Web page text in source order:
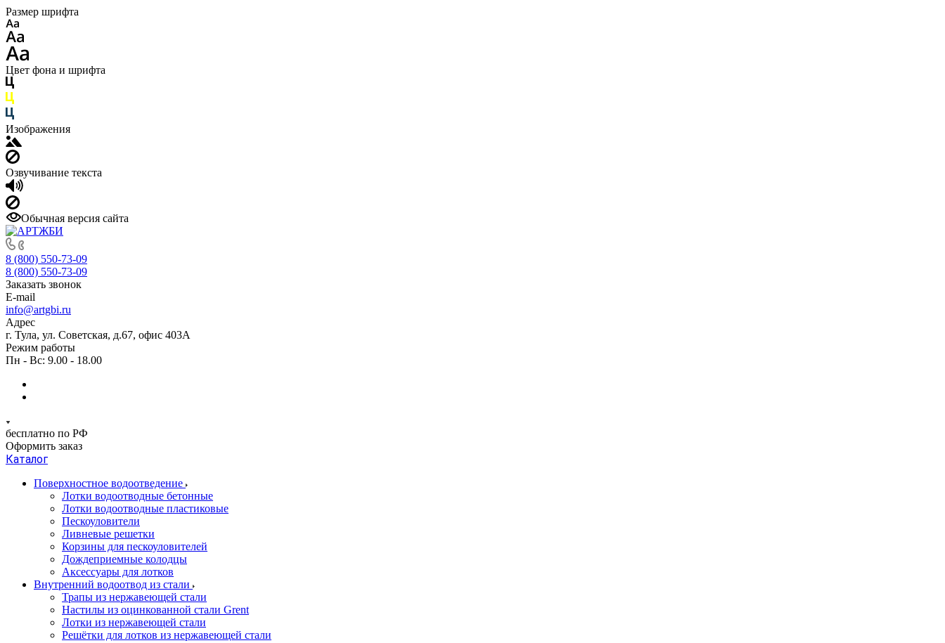
Размер шрифта
Цвет фона и шрифта
Изображения
Озвучивание текста
Обычная версия сайта
8 (800) 550-73-09
8 (800) 550-73-09
Заказать звонок
E-mail
info@artgbi.ru
Адрес
г. Тула, ул. Советская, д.67, офис 403А
Режим работы
Пн - Вс: 9.00 - 18.00
бесплатно по РФ
Оформить заказ
Каталог
Поверхностное водоотведение
Лотки водоотводные бетонные
Лотки водоотводные пластиковые
Пескоуловители
Ливневые решетки
Корзины для пескоуловителей
Дождеприемные колодцы
Аксессуары для лотков
Внутренний водоотвод из стали
Трапы из нержавеющей стали
Настилы из оцинкованной стали Grent
Лотки из нержавеющей стали
Решётки для лотков из нержавеющей стали